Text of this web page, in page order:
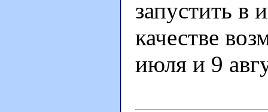
запустить в
качестве
июля и 9